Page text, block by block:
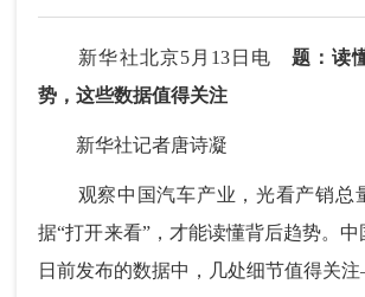
新华社北京5月13日电题：读
势，这些数据值得关注
新华社记者唐诗凝
观察中国汽车产业，光看产销总
据“打开来看”，才能读懂背后趋势。
日前发布的数据中，几处细节值得关